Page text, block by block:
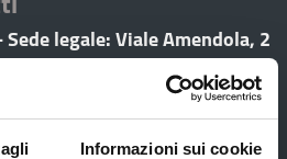
Informazioni sui cookie
legale: Viale Amendola, 2
+39 0542 604013 - CF
00705271203